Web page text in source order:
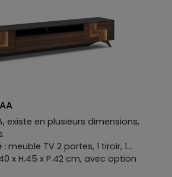
existe en plusieurs dimensions,
:meuble TV 2 portes, 1 tiroir, 1
x H.45 x P.42 cm, avec option